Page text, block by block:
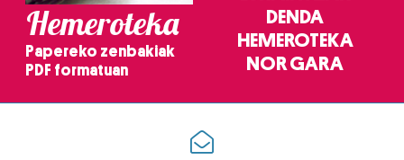
Hemeroteka
Papereko zenbakiak
PDF formatuan
DENDA
HEMEROTEKA
NOR GARA